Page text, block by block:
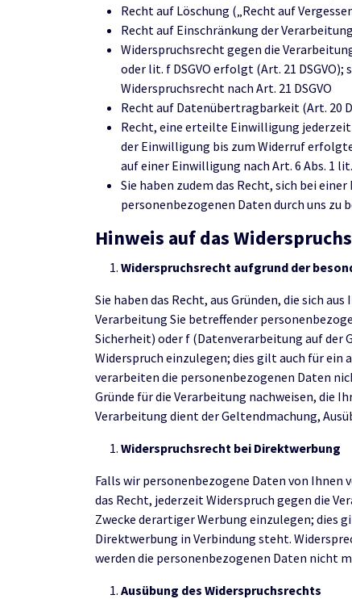
Recht auf Löschung („Recht auf
Recht auf Einschränkung der Verarbeitung
Widerspruchsrecht gegen die
oder lit. f DSGVO erfolgt (Art. 21
Widerspruchsrecht nach Art. 21 DSGVO
Recht auf Datenübertragbarkeit (Art. 20
Recht, eine erteilte Einwilligung
der Einwilligung bis zum Widerruf
auf einer Einwilligung nach Art. 6 Abs. 1
Sie haben zudem das Recht, sich bei
personenbezogenen Daten durch uns zu
Hinweis auf das
Widerspruchsrecht aufgrund der
Sie haben das Recht, aus Gründen, die sich
Verarbeitung Sie betreffender
Sicherheit) oder f (Datenverarbeitung auf der
Widerspruch einzulegen; dies gilt auch für
verarbeiten die personenbezogenen Daten
Gründe für die Verarbeitung nachweisen, die
Verarbeitung dient der Geltendmachung,
Widerspruchsrecht bei Direktwerbung
Falls wir personenbezogene Daten von Ihnen
das Recht, jederzeit Widerspruch gegen die
Zwecke derartiger Werbung einzulegen; dies
Direktwerbung in Verbindung steht.
werden die personenbezogenen Daten nicht
Ausübung des Widerspruchsrechts